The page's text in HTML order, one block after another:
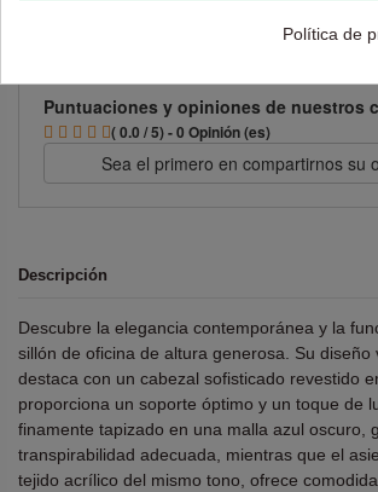
Puntuaciones y opiniones de nuestros
( 0.0 / 5) - 0 Opinión (es)
Sea el primero en compartirnos su
Descripción
Descubre la elegancia contemporánea y la
sillón de oficina de altura generosa. Su diseño
destaca con un cabezal sofisticado revestido
proporciona un soporte óptimo y un toque de
finamente tapizado en una malla azul oscuro,
transpirabilidad adecuada, mientras que el
tejido acrílico del mismo tono, ofrece
Política de